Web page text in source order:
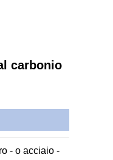
carbonio
- o acciaio -